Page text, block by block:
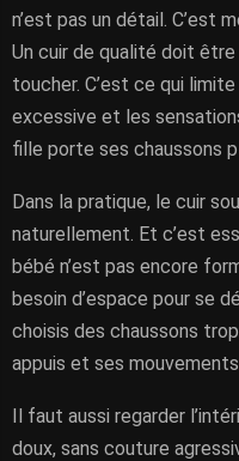
n’est pas un détail. C’est
Un cuir de qualité doit
toucher. C’est ce qui
excessive et les
fille porte ses chaussons
Dans la pratique, le cuir
naturellement. Et c’est
bébé n’est pas encore
besoin d’espace pour se
choisis des chaussons
appuis et ses
Il faut aussi regarder
doux, sans couture